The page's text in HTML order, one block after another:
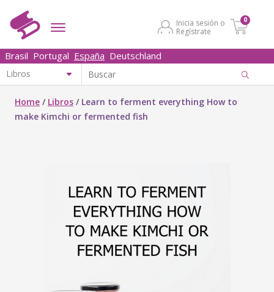
Inicia sesión o
Regístrate
0
Brasil Portugal España Deutschland
Home / Libros / Learn to ferment everything How to
make Kimchi or fermented fish